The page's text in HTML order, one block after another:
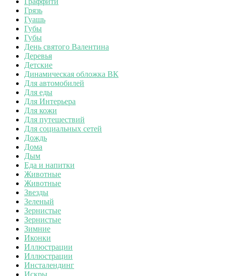
Грязь
Гуашь
Губы
Губы
День святого Валентина
Деревья
Детские
Динамическая обложка ВК
Для автомобилей
Для еды
Для Интерьера
Для кожи
Для путешествий
Для социальных сетей
Дождь
Дома
Дым
Еда и напитки
Животные
Животные
Звезды
Зеленый
Зернистые
Зернистые
Зимние
Иконки
Иллюстрации
Иллюстрации
Инсталендинг
Искры